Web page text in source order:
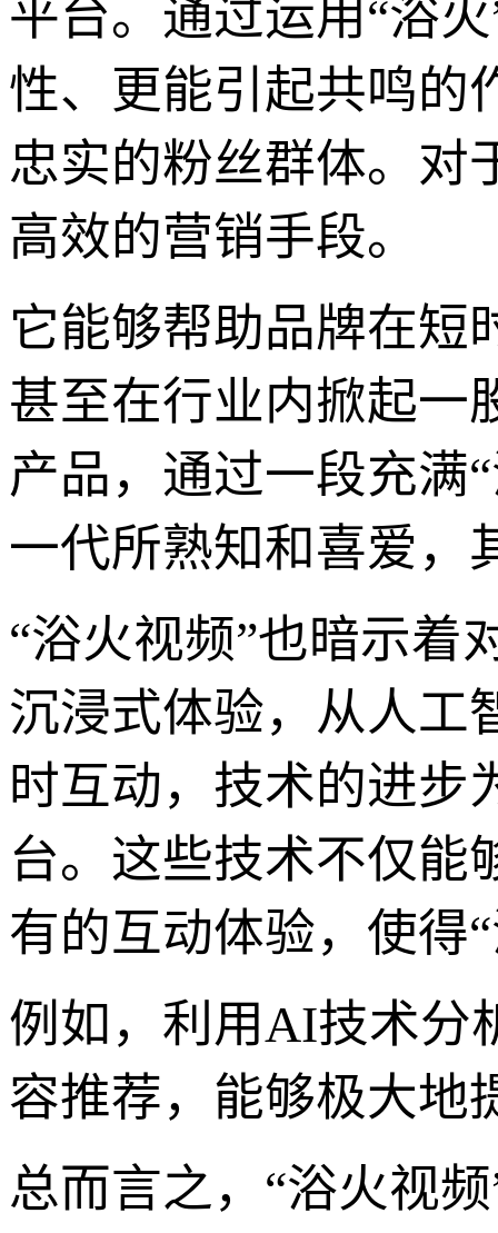
平台。通过运用“浴
性、更能引起共鸣的
忠实的粉丝群体。对
高效的营销手段。
它能够帮助品牌在短
甚至在行业内掀起一
产品，通过一段充满
一代所熟知和喜爱，
“浴火视频”也暗示着
沉浸式体验，从人工
时互动，技术的进步
台。这些技术不仅能
有的互动体验，使得
例如，利用AI技术分
容推荐，能够极大地
总而言之，“浴火视